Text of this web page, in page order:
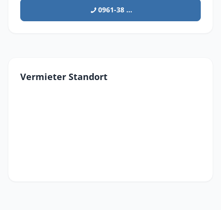
0961-38 ...
Vermieter Standort